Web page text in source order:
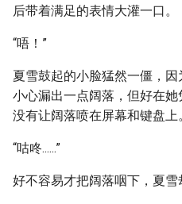
后带着满足的表情大灌一口。
“唔！”
夏雪鼓起的小脸猛然一僵，
小心漏出一点阔落，但好在
没有让阔落喷在屏幕和键盘上
“咕咚......”
好不容易才把阔落咽下，夏雪